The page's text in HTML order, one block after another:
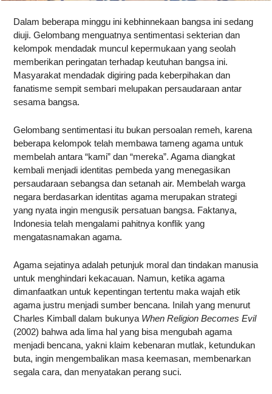
Dalam beberapa minggu ini kebhinnekaan bangsa ini sedang
diuji. Gelombang menguatnya sentimentasi sekterian dan
kelompok mendadak muncul kepermukaan yang seolah
memberikan peringatan terhadap keutuhan bangsa ini.
Masyarakat mendadak digiring pada keberpihakan dan
fanatisme sempit sembari melupakan persaudaraan antar
sesama bangsa.
Gelombang sentimentasi itu bukan persoalan remeh, karena
beberapa kelompok telah membawa tameng agama untuk
membelah antara “kami” dan “mereka”. Agama diangkat
kembali menjadi identitas pembeda yang menegasikan
persaudaraan sebangsa dan setanah air. Membelah warga
negara berdasarkan identitas agama merupakan strategi
yang nyata ingin mengusik persatuan bangsa. Faktanya,
Indonesia telah mengalami pahitnya konflik yang
mengatasnamakan agama.
Agama sejatinya adalah petunjuk moral dan tindakan manusia
untuk menghindari kekacauan. Namun, ketika agama
dimanfaatkan untuk kepentingan tertentu maka wajah etik
agama justru menjadi sumber bencana. Inilah yang menurut
Charles Kimball dalam bukunya When Religion Becomes Evil
(2002) bahwa ada lima hal yang bisa mengubah agama
menjadi bencana, yakni klaim kebenaran mutlak, ketundukan
buta, ingin mengembalikan masa keemasan, membenarkan
segala cara, dan menyatakan perang suci.